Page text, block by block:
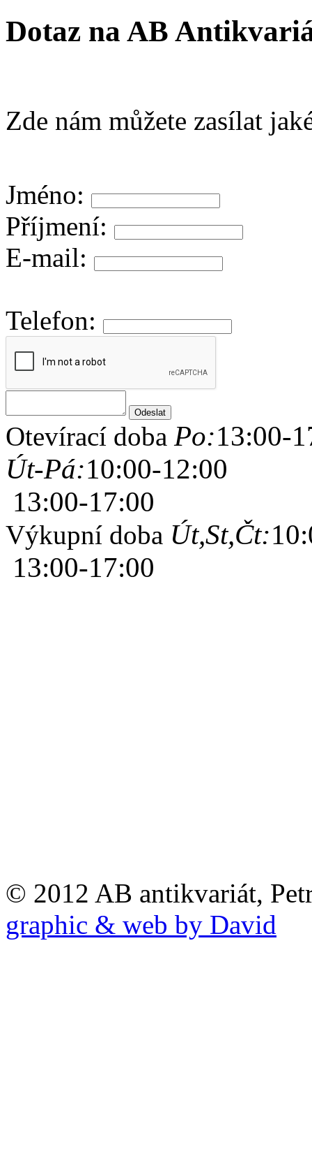
Dotaz na AB
Zde nám můžete zasílat
Jméno:
Příjmení:
E-mail:
Telefon:
Otevírací doba Po:13:00-
Út-Pá:10:00-12:00
13:00-17:00
Výkupní doba Út,St,Čt:
13:00-17:00
© 2012 AB antikvariát,
graphic & web by David